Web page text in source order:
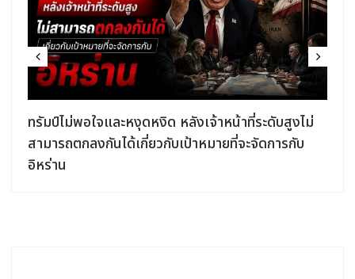
ทรัมป์ไม่พอใจและหงุดหงิด หลังเจ้าหน้าที่ระดับสูงไม่
สามารถตกลงกันได้เกี่ยวกับเป้าหมายที่จะจัดการกับ
อิหร่าน